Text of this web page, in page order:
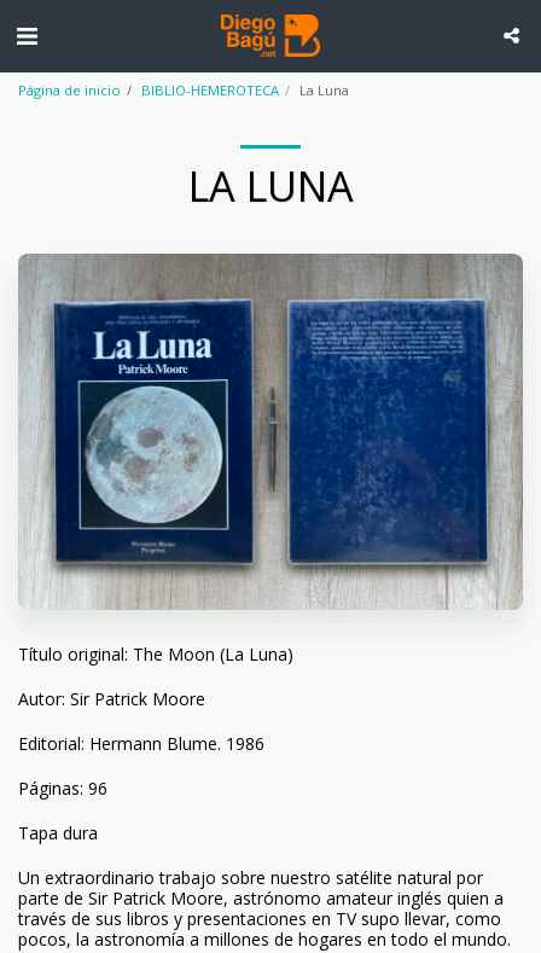
Página de inicio BIBLIO-HEMEROTECA La Luna
LA LUNA
Título original: The Moon (La Luna)
Autor: Sir Patrick Moore
Editorial: Hermann Blume. 1986
Páginas: 96
Tapa dura
Un extraordinario trabajo sobre nuestro satélite natural por
parte de Sir Patrick Moore, astrónomo amateur inglés quien a
través de sus libros y presentaciones en TV supo llevar, como
pocos, la astronomía a millones de hogares en todo el mundo.